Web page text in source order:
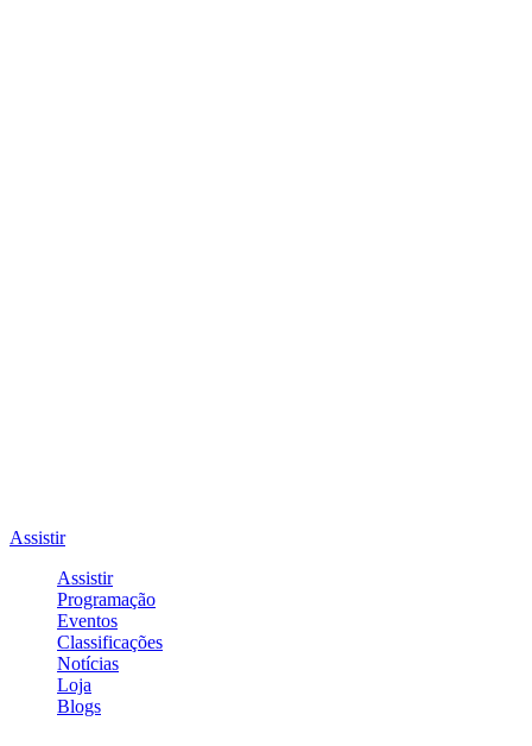
Assistir
Assistir
Programação
Eventos
Classificações
Notícias
Loja
Blogs